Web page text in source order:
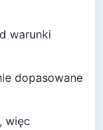
warunki
dopasowane
więc